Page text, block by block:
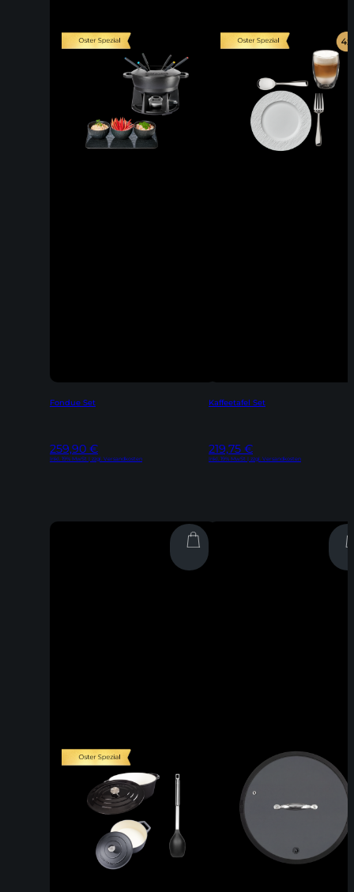
Fondue Set
259,90 €
Inkl. 19% MwSt | zzgl. Versandkosten
Kaffeetafel Set
219,75 €
Inkl. 19% MwSt | zzgl. Versandkosten